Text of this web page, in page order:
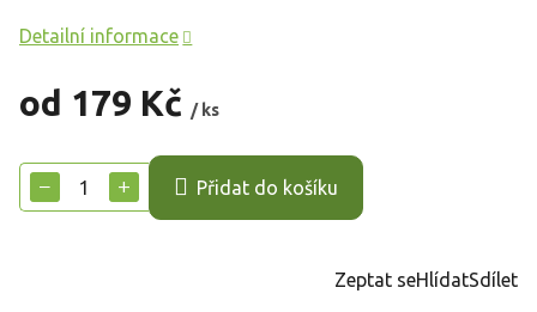
od 179 Kč / ks
cena:
+
− Přidat do košíku
Detailní informace
Zeptat seHlídatSdílet